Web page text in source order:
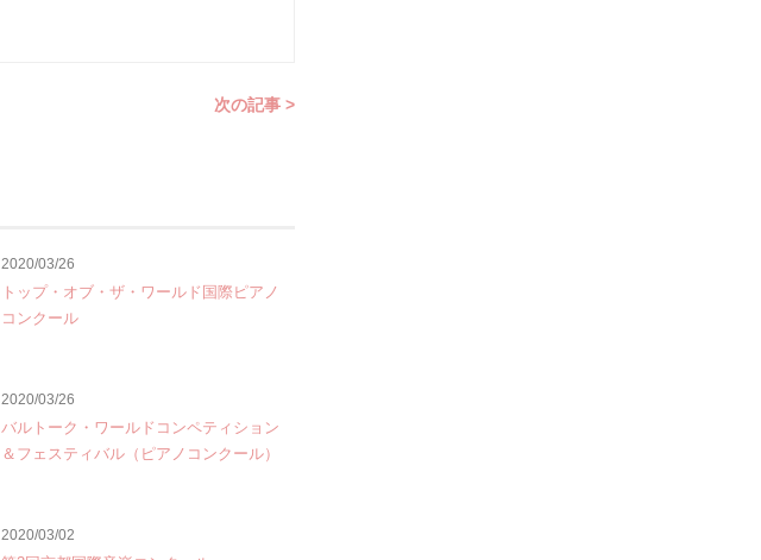
次の記事 >
2020/03/26
トップ・オブ・ザ・ワールド国際ピアノ
コンクール
2020/03/26
バルトーク・ワールドコンペティション
＆フェスティバル（ピアノコンクール）
2020/03/02